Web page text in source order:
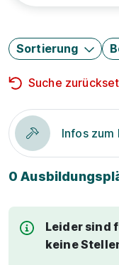
Sortierung
Suche
Infos zum
0
Leider sind
keine